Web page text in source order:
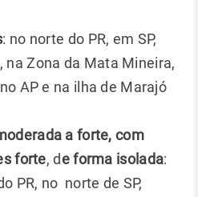
: no norte do PR, em SP,
na Zona da Mata Mineira,
AP e na ilha de Marajó
a forte, com
forte, de forma isolada:
PR, no norte de SP,